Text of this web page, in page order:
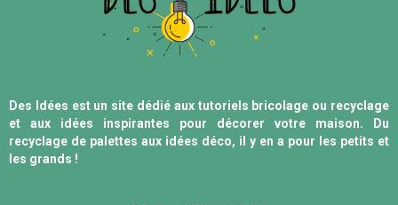
Des Idées est un site dédié aux tutoriels bricolage ou recyclage
et aux idées inspirantes pour décorer votre maison. Du
recyclage de palettes aux idées déco, il y en a pour les petits et
les grands !